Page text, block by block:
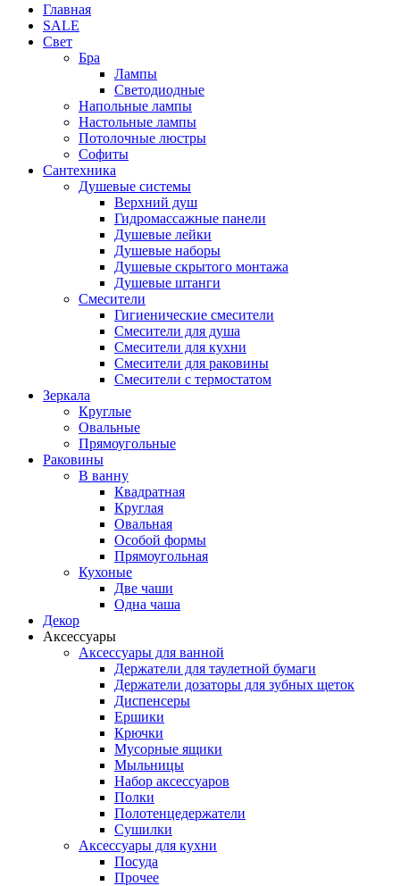
Главная
SALE
Свет
Бра
Лампы
Светодиодные
Напольные лампы
Настольные лампы
Потолочные люстры
Софиты
Сантехника
Душевые системы
Верхний душ
Гидромассажные панели
Душевые лейки
Душевые наборы
Душевые скрытого монтажа
Душевые штанги
Смесители
Гигиенические смесители
Смесители для душа
Смесители для кухни
Смесители для раковины
Смесители с термостатом
Зеркала
Круглые
Овальные
Прямоугольные
Раковины
В ванну
Квадратная
Круглая
Овальная
Особой формы
Прямоугольная
Кухоные
Две чаши
Одна чаша
Декор
Аксессуары
Аксессуары для ванной
Держатели для таулетной бумаги
Держатели дозаторы для зубных щеток
Диспенсеры
Ершики
Крючки
Мусорные ящики
Мыльницы
Набор аксессуаров
Полки
Полотенцедержатели
Сушилки
Аксессуары для кухни
Посуда
Прочее